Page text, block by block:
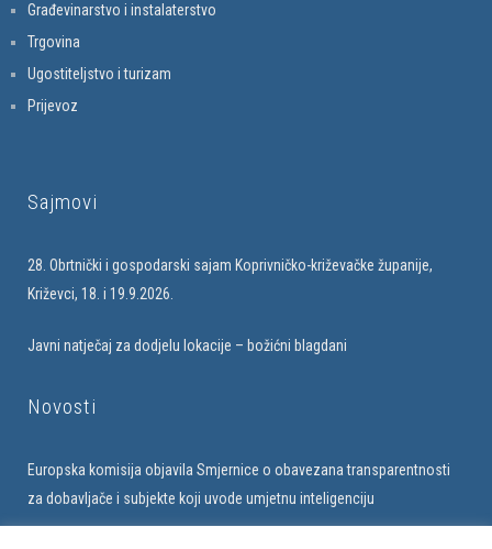
Građevinarstvo i instalaterstvo
Trgovina
Ugostiteljstvo i turizam
Prijevoz
Sajmovi
28. Obrtnički i gospodarski sajam Koprivničko-križevačke županije,
Križevci, 18. i 19.9.2026.
Javni natječaj za dodjelu lokacije – božićni blagdani
Novosti
Europska komisija objavila Smjernice o obavezana transparentnosti
za dobavljače i subjekte koji uvode umjetnu inteligenciju